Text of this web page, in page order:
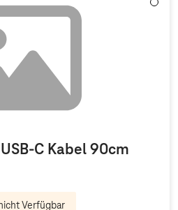
Weiß
C Kabel 90cm
Verfügbar